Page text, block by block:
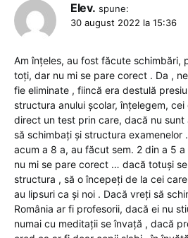
Elev. spune:
30 august 2022 la 15:36
Am înțeles, au fost făcute schimbări,
toți, dar nu mi se pare corect . Da ,
fie eliminate , fiincă era destulă
structura anului școlar, înțelegem,
direct un test prin care, dacă nu
să schimbați și structura
acum a 8 a, au făcut sem. 2 din a 5
nu mi se pare corect … dacă totuși
structura , să o începeți de la cei
au lipsuri ca și noi . Dacă vreți să
România ar fi profesorii, dacă ei nu
numai cu meditații se învață , dacă